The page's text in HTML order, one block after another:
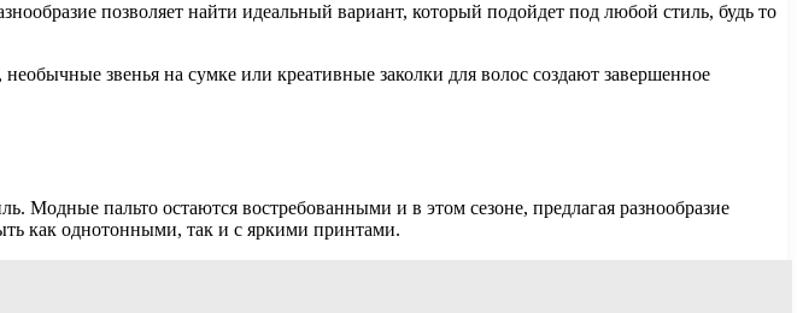
позволяет найти идеальный вариант, который подойдет под любой стиль, будь то
звенья на сумке или креативные заколки для волос создают завершенное
Модные пальто остаются востребованными и в этом сезоне, предлагая разнообразие
как однотонными, так и с яркими принтами.